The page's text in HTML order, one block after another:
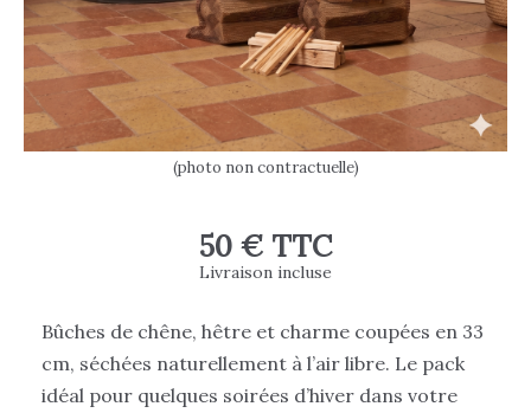
(photo non contractuelle)
50 € TTC
Livraison incluse
Bûches de chêne, hêtre et charme coupées en 33
cm, séchées naturellement à l’air libre. Le pack
idéal pour quelques soirées d’hiver dans votre